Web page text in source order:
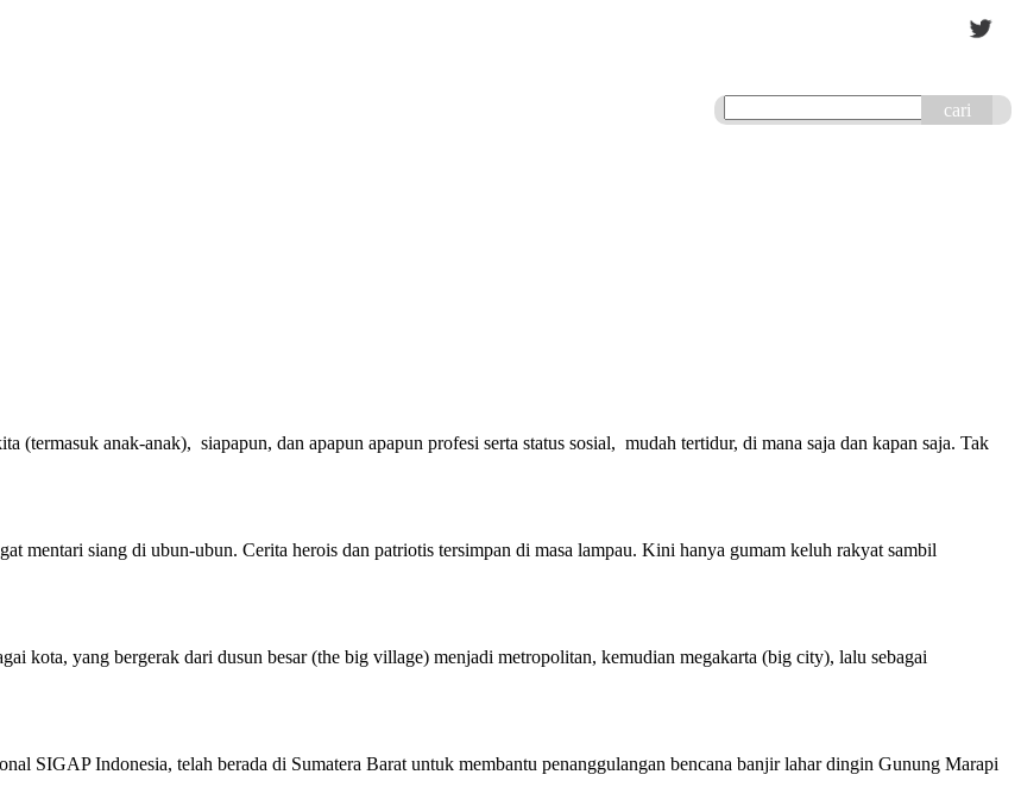
cari
(termasuk anak-anak), siapapun, dan apapun apapun profesi serta status sosial, mudah tertidur, di mana saja dan kapan saja. Tak
mentari siang di ubun-ubun. Cerita herois dan patriotis tersimpan di masa lampau. Kini hanya gumam keluh rakyat sambil
kota, yang bergerak dari dusun besar (the big village) menjadi metropolitan, kemudian megakarta (big city), lalu sebagai
SIGAP Indonesia, telah berada di Sumatera Barat untuk membantu penanggulangan bencana banjir lahar dingin Gunung Marapi